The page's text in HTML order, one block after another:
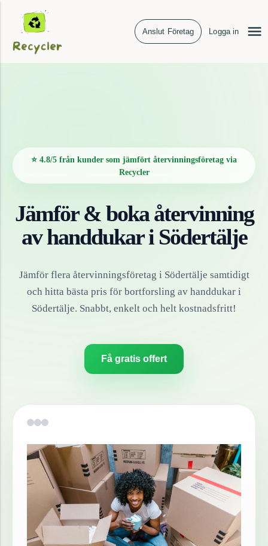
Anslut Företag Logga in
⭐ 4.8/5 från kunder som jämfört återvinningsföretag via
Recycler
Jämför & boka återvinning
avhanddukari Södertälje
Jämför flera återvinningsföretag i Södertälje samtidigt
och hitta bästa pris för bortforsling av handdukar i
Södertälje. Snabbt, enkelt och helt kostnadsfritt!
Få gratis offert